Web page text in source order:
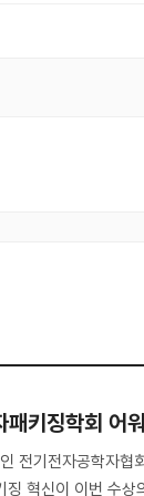
키징학회 어
전기전자공학자협
혁신이 이번 수상